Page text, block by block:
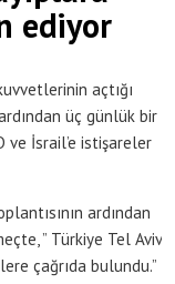
ediyor
açtığı
üç günlük bir
İsrail’e istişareler
ardından
” Türkiye Tel Aviv
çağrıda bulundu.”